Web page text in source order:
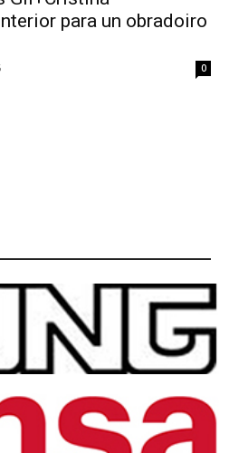
para un obradoiro
0